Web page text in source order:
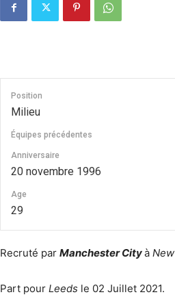
Position
Milieu
Équipes précédentes
Anniversaire
20 novembre 1996
Age
29
Recruté par Manchester Cityà
Part pour Leeds le 02 Juillet 2021.